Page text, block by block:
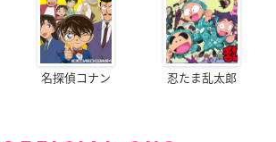
名探偵コナン 忍たま乱太郎